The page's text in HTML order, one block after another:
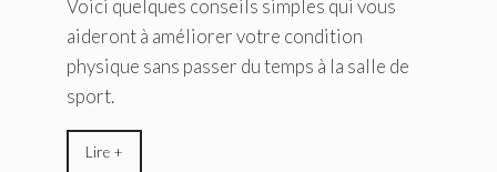
Voici quelques conseils simples qui vous
aideront à améliorer votre condition
physique sans passer du temps à la salle de
sport.
Lire +